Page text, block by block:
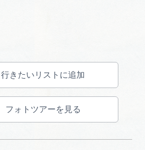
行きたいリストに追加
フォトツアーを見る